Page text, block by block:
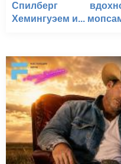
Спилберг
Хемингуэем и...